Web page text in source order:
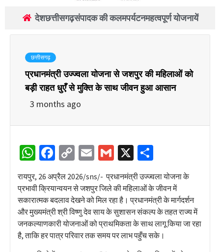
देशछत्तीसगढ़संपादक की कलमपर्यटनमहत्वपूर्ण योजनायें
छत्तीसगढ़
प्रधानमंत्री उज्ज्वला योजना से जशपुर की महिलाओं को
बड़ी राहत धुएँ से मुक्ति के साथ जीवन हुआ आसान
3 months ago
WhatsApp
Facebook
CopyEmailGmail
X
रायपुर, 26 अप्रैल 2026/sns/- प्रधानमंत्री उज्ज्वला योजना के
प्रभावी क्रियान्वयन से जशपुर जिले की महिलाओं के जीवन में
सकारात्मक बदलाव देखने को मिल रहा है। प्रधानमंत्री के मार्गदर्शन
और मुख्यमंत्री श्री विष्णु देव साय के सुशासन संकल्प के तहत राज्य में
जनकल्याणकारी योजनाओं को प्राथमिकता के साथ लागू किया जा रहा
है, ताकि हर पात्र परिवार तक समय पर लाभ पहुँच सके।